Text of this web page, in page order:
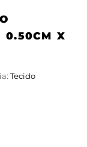
0.50CM X
Tecido